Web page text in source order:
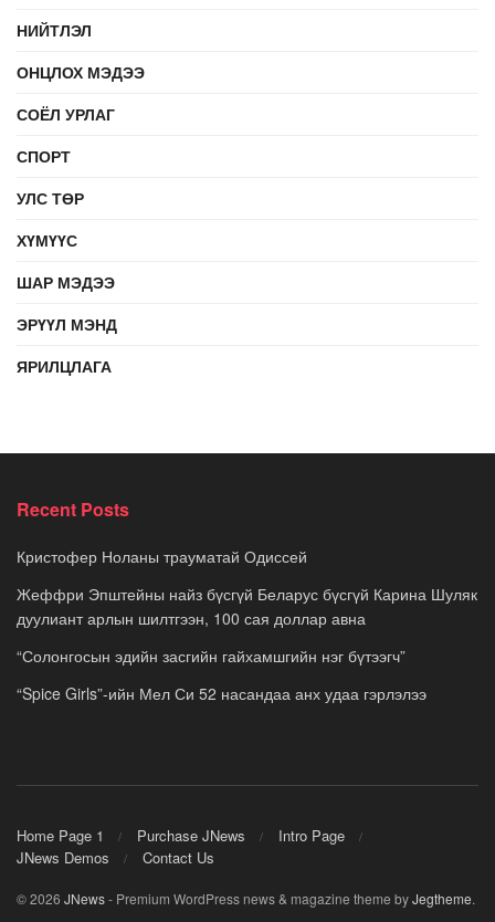
НИЙТЛЭЛ
ОНЦЛОХ МЭДЭЭ
СОЁЛ УРЛАГ
СПОРТ
УЛС ТӨР
ХҮМҮҮС
ШАР МЭДЭЭ
ЭРҮҮЛ МЭНД
ЯРИЛЦЛАГА
Recent Posts
Кристофер Ноланы трауматай Одиссей
Жеффри Эпштейны найз бүсгүй Беларус бүсгүй Карина Шуляк
дуулиант арлын шилтгээн, 100 сая доллар авна
“Солонгосын эдийн засгийн гайхамшгийн нэг бүтээгч”
“Spice Girls”-ийн Мел Си 52 насандаа анх удаа гэрлэлээ
Home Page 1 Purchase JNews
Intro Page
JNews Demos
Contact Us
© 2026 JNews- Premium WordPress news & magazine theme byJegtheme.